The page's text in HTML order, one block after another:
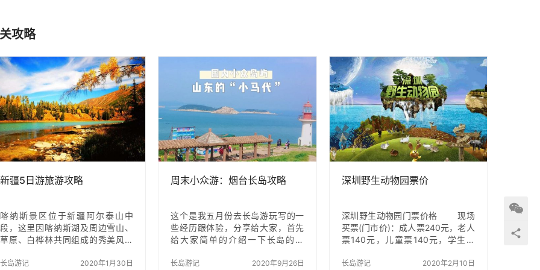
攻略
新疆5日游旅游攻略
喀纳斯景区位于新疆阿尔泰山中
段，这里因喀纳斯湖及周边雪山、
草原、白桦林共同组成的秀美风光
影师天堂”。 喀纳斯禾木环线5日游
长岛游记 2020年1月30日
周末小众游：烟台长岛攻略
这个是我五月份去长岛游玩写的一
些经历跟体验，分享给大家，首先
给大家简单的介绍一下长岛的景
仙境源—月牙湾–九丈崖。南线：峰
长岛游记 2020年9月26日
深圳野生动物园票价
深圳野生动物园门票价格 现场
买票(门市价)：成人票240元，老人
票140元，儿童票140元，学生票
成人230元，老人票儿童票均是140
长岛游记 2020年2月10日